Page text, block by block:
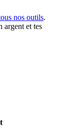
nos outils.
argent et tes